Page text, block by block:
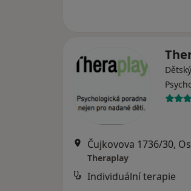
Čujkovova 1736/30,
Theraplay
Individuální terapie